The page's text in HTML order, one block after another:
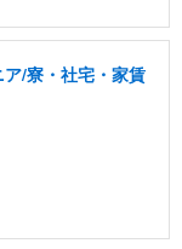
/寮・社宅・家賃